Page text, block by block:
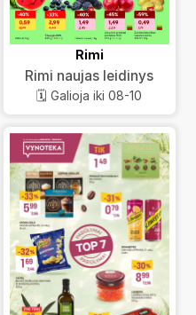
Rimi
Rimi naujas leidinys
🗓️ Galioja iki 08-10